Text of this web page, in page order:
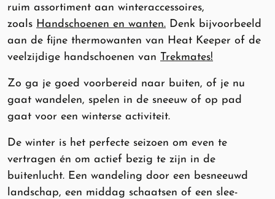
ruim assortiment aan winteraccessoires,
zoals Handschoenen en wanten. Denk bijvoorbeeld
aan de fijne thermowanten van Heat Keeper of de
veelzijdige handschoenen van Trekmates!
Zo ga je goed voorbereid naar buiten, of je nu
gaat wandelen, spelen in de sneeuw of op pad
gaat voor een winterse activiteit.
De winter is het perfecte seizoen om even te
vertragen én om actief bezig te zijn in de
buitenlucht. Een wandeling door een besneeuwd
landschap, een middag schaatsen of een slee-